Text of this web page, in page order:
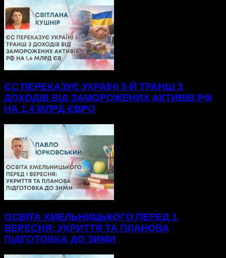
ЄС ПЕРЕКАЗУЄ УКРАЇНІ 5-Й ТРАНШ З
ДОХОДІВ ВІД ЗАМОРОЖЕНИХ АКТИВІВ РФ
НА 1,4 МЛРД ЄВРО
ОСВІТА ХМЕЛЬНИЦЬКОГО ПЕРЕД 1
ВЕРЕСНЯ: УКРИТТЯ ТА ПЛАНОВА
ПІДГОТОВКА ДО ЗИМИ